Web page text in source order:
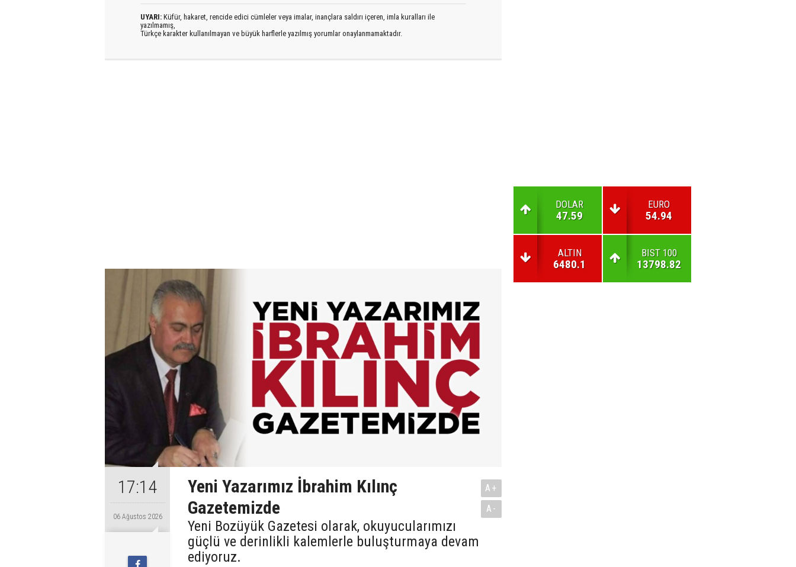
UYARI: Küfür, hakaret, rencide edici cümleler veya imalar, inançlara saldırı içeren, imla kuralları ile
yazılmamış,
Türkçe karakter kullanılmayan ve büyük harflerle yazılmış yorumlar onaylanmamaktadır.
17:14
06 Ağustos 2026
Yeni Yazarımız İbrahim Kılınç
Gazetemizde
Yeni Bozüyük Gazetesi olarak, okuyucularımızı
güçlü ve derinlikli kalemlerle buluşturmaya devam
ediyoruz.
A+
A-
DOLAR
47.59
EURO
54.94
ALTIN
6480.1
BIST 100
13798.82